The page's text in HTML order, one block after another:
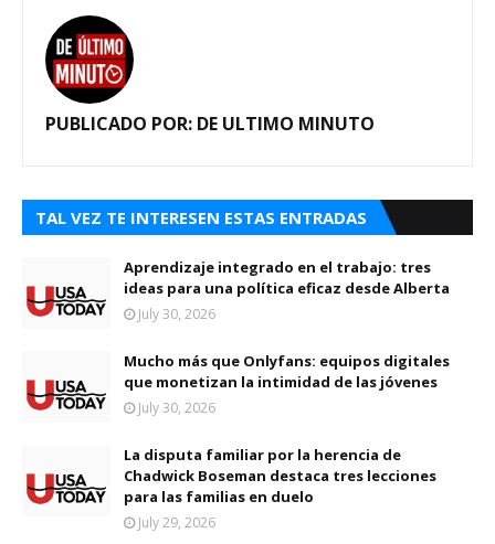
PUBLICADO POR: DE ULTIMO MINUTO
TAL VEZ TE INTERESEN ESTAS ENTRADAS
Aprendizaje integrado en el trabajo: tres
ideas para una política eficaz desde Alberta
July 30, 2026
Mucho más que Onlyfans: equipos digitales
que monetizan la intimidad de las jóvenes
July 30, 2026
La disputa familiar por la herencia de
Chadwick Boseman destaca tres lecciones
para las familias en duelo
July 29, 2026